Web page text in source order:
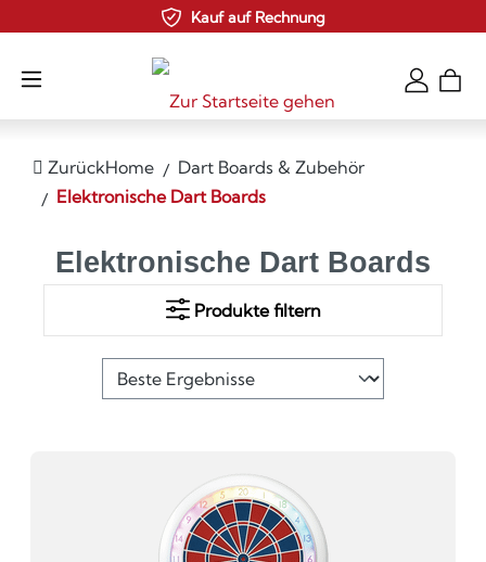
Zum Hauptinhalt springenKauf auf Rechnung
ZurückHome
Dart Boards & Zubehör
Elektronische Dart Boards
Elektronische Dart Boards
Produkte filtern